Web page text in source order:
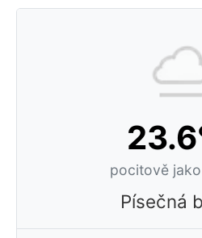
pocitově
Písečná